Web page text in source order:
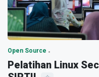
Open Source
Pelatihan Linux